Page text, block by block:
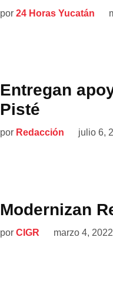
por 24 Horas Yucatán
Entregan
Pisté
por Redacción julio 6,
Modernizan
por CIGR marzo 4, 2022